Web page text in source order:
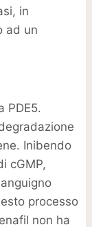
in
ad un
PDE5.
Inibendo
cGMP,
processo
non ha